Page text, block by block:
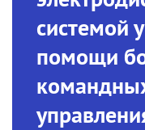
системой
помощи